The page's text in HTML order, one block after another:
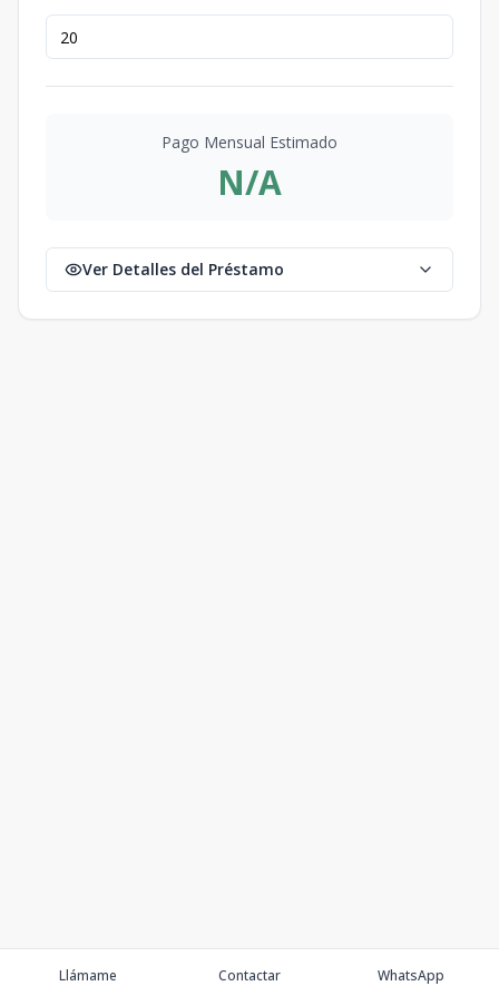
Pago Mensual Estimado
N/A
Ver Detalles del Préstamo
Llámame Contactar WhatsApp